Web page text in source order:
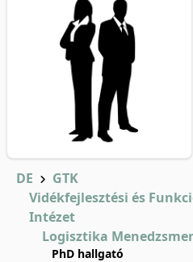
DE
GTK
Vidékfejlesztési és
Intézet
Logisztika
PhD hallgató